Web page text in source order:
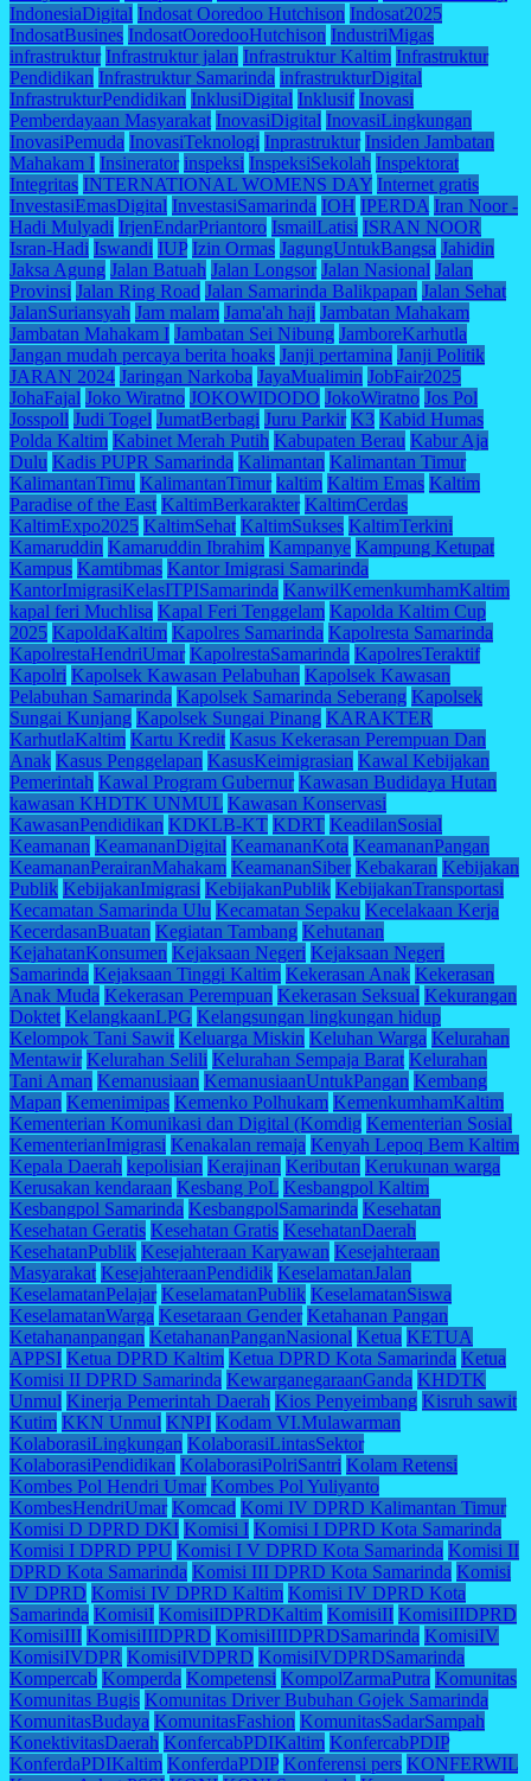
IndonesiaDigital Indosat Ooredoo Hutchison Indosat2025
IndosatBusines IndosatOoredooHutchison IndustriMigas
infrastruktur Infrastruktur jalan Infrastruktur Kaltim Infrastruktur
Pendidikan Infrastruktur Samarinda infrastrukturDigital
InfrastrukturPendidikan InklusiDigital Inklusif Inovasi
Pemberdayaan Masyarakat InovasiDigital InovasiLingkungan
InovasiPemuda InovasiTeknologi Inprastruktur Insiden Jambatan
Mahakam I Insinerator inspeksi InspeksiSekolah Inspektorat
Integritas INTERNATIONAL WOMENS DAY Internet gratis
InvestasiEmasDigital InvestasiSamarinda IOH IPERDA Iran Noor -
Hadi Mulyadi IrjenEndarPriantoro IsmailLatisi ISRAN NOOR
Isran-Hadi Iswandi IUP Izin Ormas JagungUntukBangsa Jahidin
Jaksa Agung Jalan Batuah Jalan Longsor Jalan Nasional Jalan
Provinsi Jalan Ring Road Jalan Samarinda Balikpapan Jalan Sehat
JalanSuriansyah Jam malam Jama'ah haji Jambatan Mahakam
Jambatan Mahakam I Jambatan Sei Nibung JamboreKarhutla
Jangan mudah percaya berita hoaks Janji pertamina Janji Politik
JARAN 2024 Jaringan Narkoba JayaMualimin JobFair2025
JohaFajal Joko Wiratno JOKOWIDODO JokoWiratno Jos Pol
Josspoll Judi Togel JumatBerbagi Juru Parkir K3 Kabid Humas
Polda Kaltim Kabinet Merah Putih Kabupaten Berau Kabur Aja
Dulu Kadis PUPR Samarinda Kalimantan Kalimantan Timur
KalimantanTimu KalimantanTimur kaltim Kaltim Emas Kaltim
Paradise of the East KaltimBerkarakter KaltimCerdas
KaltimExpo2025 KaltimSehat KaltimSukses KaltimTerkini
Kamaruddin Kamaruddin Ibrahim Kampanye Kampung Ketupat
Kampus Kamtibmas Kantor Imigrasi Samarinda
KantorImigrasiKelasITPISamarinda KanwilKemenkumhamKaltim
kapal feri Muchlisa Kapal Feri Tenggelam Kapolda Kaltim Cup
2025 KapoldaKaltim Kapolres Samarinda Kapolresta Samarinda
KapolrestaHendriUmar KapolrestaSamarinda KapolresTeraktif
Kapolri Kapolsek Kawasan Pelabuhan Kapolsek Kawasan
Pelabuhan Samarinda Kapolsek Samarinda Seberang Kapolsek
Sungai Kunjang Kapolsek Sungai Pinang KARAKTER
KarhutlaKaltim Kartu Kredit Kasus Kekerasan Perempuan Dan
Anak Kasus Penggelapan KasusKeimigrasian Kawal Kebijakan
Pemerintah Kawal Program Gubernur Kawasan Budidaya Hutan
kawasan KHDTK UNMUL Kawasan Konservasi
KawasanPendidikan KDKLB-KT KDRT KeadilanSosial
Keamanan KeamananDigital KeamananKota KeamananPangan
KeamananPerairanMahakam KeamananSiber Kebakaran Kebijakan
Publik KebijakanImigrasi KebijakanPublik KebijakanTransportasi
Kecamatan Samarinda Ulu Kecamatan Sepaku Kecelakaan Kerja
KecerdasanBuatan Kegiatan Tambang Kehutanan
KejahatanKonsumen Kejaksaan Negeri Kejaksaan Negeri
Samarinda Kejaksaan Tinggi Kaltim Kekerasan Anak Kekerasan
Anak Muda Kekerasan Perempuan Kekerasan Seksual Kekurangan
Doktet KelangkaanLPG Kelangsungan lingkungan hidup
Kelompok Tani Sawit Keluarga Miskin Keluhan Warga Kelurahan
Mentawir Kelurahan Selili Kelurahan Sempaja Barat Kelurahan
Tani Aman Kemanusiaan KemanusiaanUntukPangan Kembang
Mapan Kemenimipas Kemenko Polhukam KemenkumhamKaltim
Kementerian Komunikasi dan Digital (Komdig Kementerian Sosial
KementerianImigrasi Kenakalan remaja Kenyah Lepoq Bem Kaltim
Kepala Daerah kepolisian Kerajinan Keributan Kerukunan warga
Kerusakan kendaraan Kesbang PoL Kesbangpol Kaltim
Kesbangpol Samarinda KesbangpolSamarinda Kesehatan
Kesehatan Geratis Kesehatan Gratis KesehatanDaerah
KesehatanPublik Kesejahteraan Karyawan Kesejahteraan
Masyarakat KesejahteraanPendidik KeselamatanJalan
KeselamatanPelajar KeselamatanPublik KeselamatanSiswa
KeselamatanWarga Kesetaraan Gender Ketahanan Pangan
Ketahananpangan KetahananPanganNasional Ketua KETUA
APPSI Ketua DPRD Kaltim Ketua DPRD Kota Samarinda Ketua
Komisi II DPRD Samarinda KewarganegaraanGanda KHDTK
Unmul Kinerja Pemerintah Daerah Kios Penyeimbang Kisruh sawit
Kutim KKN Unmul KNPI Kodam VI.Mulawarman
KolaborasiLingkungan KolaborasiLintasSektor
KolaborasiPendidikan KolaborasiPolriSantri Kolam Retensi
Kombes Pol Hendri Umar Kombes Pol Yuliyanto
KombesHendriUmar Komcad Komi IV DPRD Kalimantan Timur
Komisi D DPRD DKI Komisi I Komisi I DPRD Kota Samarinda
Komisi I DPRD PPU Komisi I V DPRD Kota Samarinda Komisi II
DPRD Kota Samarinda Komisi III DPRD Kota Samarinda Komisi
IV DPRD Komisi IV DPRD Kaltim Komisi IV DPRD Kota
Samarinda KomisiI KomisiIDPRDKaltim KomisiII KomisiIIDPRD
KomisiIII KomisiIIIDPRD KomisiIIIDPRDSamarinda KomisiIV
KomisiIVDPR KomisiIVDPRD KomisiIVDPRDSamarinda
Kompercab Komperda Kompetensi KompolZarmaPutra Komunitas
Komunitas Bugis Komunitas Driver Bubuhan Gojek Samarinda
KomunitasBudaya KomunitasFashion KomunitasSadarSampah
KonektivitasDaerah KonfercabPDIKaltim KonfercabPDIP
KonferdaPDIKaltim KonferdaPDIP Konferensi pers KONFERWIL